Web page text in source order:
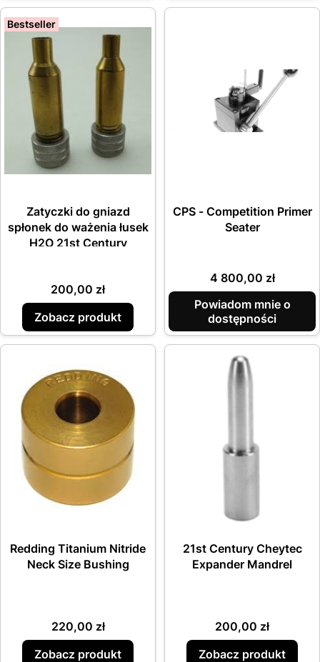
Bestseller
Zatyczki do gniazd
spłonek do ważenia łusek
H2O 21st Century
Cena
200,00 zł
Zobacz produkt
CPS - Competition Primer
Seater
Cena
4 800,00 zł
Powiadom mnie o
dostępności
Redding Titanium Nitride
Neck Size Bushing
Cena
220,00 zł
Zobacz produkt
21st Century Cheytec
Expander Mandrel
Cena
200,00 zł
Zobacz produkt